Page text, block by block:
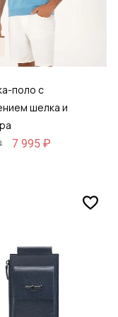
поло с
шелка и
7 995 ₽